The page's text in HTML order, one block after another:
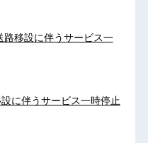
移設に伴うサービス一
に伴うサービス一時停止